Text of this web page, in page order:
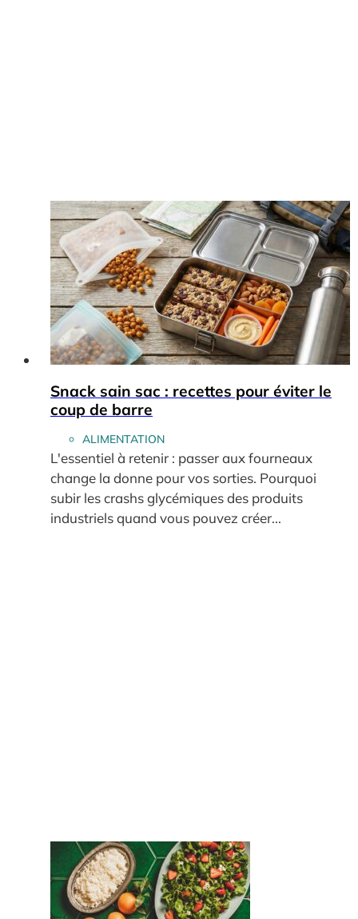
Snack sain sac : recettes pour éviter le
coup de barre
ALIMENTATION
L'essentiel à retenir : passer aux fourneaux
change la donne pour vos sorties. Pourquoi
subir les crashs glycémiques des produits
industriels quand vous pouvez créer...